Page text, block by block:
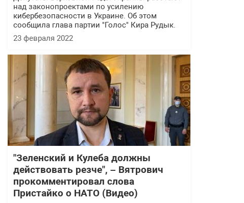
над законопроектами по усилению
кибербезопасности в Украине. Об этом
сообщила глава партии "Голос" Кира Рудык.
23 февраля 2022
"Зеленский и Кулеба должны
действовать резче", – Вятрович
прокомментировал слова
Пристайко о НАТО (Видео)